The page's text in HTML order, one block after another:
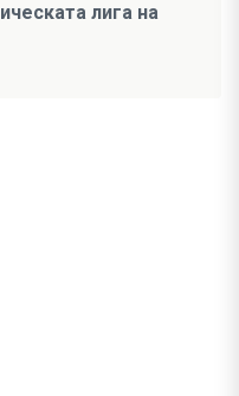
лига на